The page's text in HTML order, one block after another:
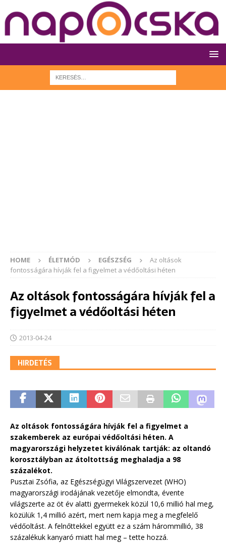
HOME ÉLETMÓD EGÉSZSÉG
Az oltások
fontosságára hívják fel a figyelmet a védőoltási héten
Az oltások fontosságára hívják fel a
figyelmet a védőoltási héten
2013-04-24
HIRDETÉS
Az oltások fontosságára hívják fel a figyelmet a
szakemberek az európai védőoltási héten. A
magyarországi helyzetet kiválónak tartják: az oltandó
korosztályban az átoltottság meghaladja a 98
százalékot.
Pusztai Zsófia, az Egészségügyi Világszervezet (WHO)
magyarországi irodájának vezetője elmondta, évente
világszerte az öt év alatti gyermekek közül 10,6 millió hal meg,
közülük 1,4 millió azért, mert nem kapja meg a megfelelő
védőoltást. A felnőttekkel együtt ez a szám hárommillió, 38
százalékuk kanyaró miatt hal meg – tette hozzá.